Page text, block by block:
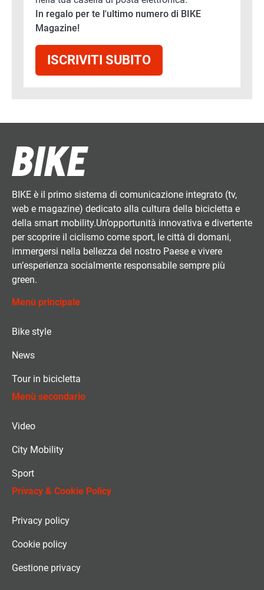
In regalo per te l'ultimo numero di BIKE
Magazine!
ISCRIVITI SUBITO
BIKE è il primo sistema di comunicazione integrato (tv,
web e magazine) dedicato alla cultura della bicicletta e
della smart mobility.Un’opportunità innovativa e divertente
per scoprire il ciclismo come sport, le città di domani,
immergersi nella bellezza del nostro Paese e vivere
un’esperienza socialmente responsabile sempre più
green.
Menù principale
Bike style
News
Tour in bicicletta
Menù secondario
Video
City Mobility
Sport
Privacy & Cookie Policy
Privacy policy
Cookie policy
Gestione privacy